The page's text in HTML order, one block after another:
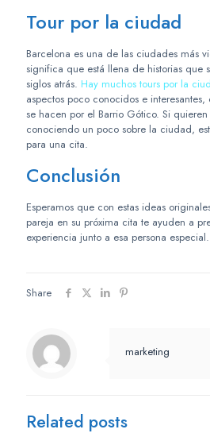
Tour por la ciudad
Barcelona es una de las ciudades más
significa que está llena de historias que
siglos atrás. Hay muchos tours por la
aspectos poco conocidos e
se hacen por el Barrio Gótico. Si
conociendo un poco sobre la ciudad,
para una cita.
Conclusión
Esperamos que con estas ideas
pareja en su próxima cita te ayuden a
experiencia junto a esa persona especial.
Share
marketing
Related posts